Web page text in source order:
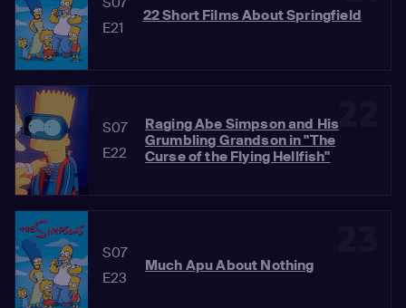
E21
22 Short Films About Springfield
22
S07
E22
Raging Abe Simpson and His
Grumbling Grandson in "The
Curse of the Flying Hellfish"
S07
E23
Much Apu About Nothing